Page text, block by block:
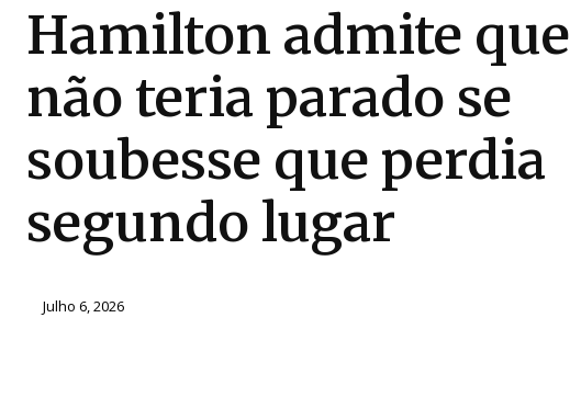
Hamilton admite que
não teria parado se
soubesse que perdia
segundo lugar
Julho 6, 2026